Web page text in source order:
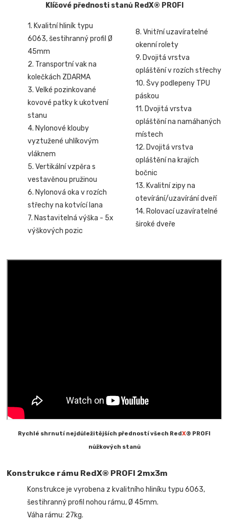
Klíčové přednosti stanů RedX® PROFI
1. Kvalitní hliník typu
6063, šestihranný profil Ø
45mm
2. Transportní vak na
kolečkách ZDARMA
3. Velké pozinkované
kovové patky k ukotvení
stanu
4. Nylonové klouby
vyztužené uhlíkovým
vláknem
5. Vertikální vzpěra s
vestavěnou pružinou
6. Nylonová oka v rozích
střechy na kotvící lana
7. Nastavitelná výška - 5x
výškových pozic
8. Vnitřní uzavíratelné
okenní rolety
9. Dvojitá vrstva
opláštění v rozích střechy
10. Švy podlepeny TPU
páskou
11. Dvojitá vrstva
opláštění na namáhaných
místech
12. Dvojitá vrstva
opláštění na krajích
bočnic
13. Kvalitní zipy na
otevírání/uzavírání dveří
14. Rolovací uzavíratelné
široké dveře
Rychlé shrnutí nejdůležitějších předností všech RedX® PROFI
nůžkových stanů
Konstrukce rámu RedX® PROFI 2mx3m
Konstrukce je vyrobena z kvalitního hliníku typu 6063,
šestihranný profil nohou rámu, Ø 45mm.
Váha rámu: 27kg.